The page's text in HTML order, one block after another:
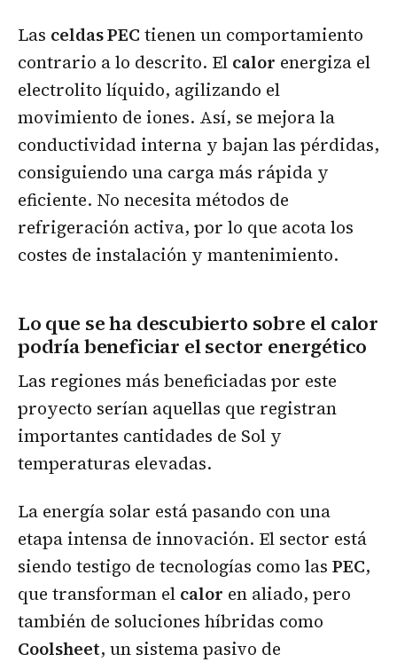
Las celdas PEC tienen un comportamiento
contrario a lo descrito. El calor energiza el
electrolito líquido, agilizando el
movimiento de iones. Así, se mejora la
conductividad interna y bajan las pérdidas,
consiguiendo una carga más rápida y
eficiente. No necesita métodos de
refrigeración activa, por lo que acota los
costes de instalación y mantenimiento.
Lo que se ha descubierto sobre el calor
podría beneficiar el sector energético
Las regiones más beneficiadas por este
proyecto serían aquellas que registran
importantes cantidades de Sol y
temperaturas elevadas.
La energía solar está pasando con una
etapa intensa de innovación. El sector está
siendo testigo de tecnologías como las PEC,
que transforman el calor en aliado, pero
también de soluciones híbridas como
Coolsheet, un sistema pasivo de